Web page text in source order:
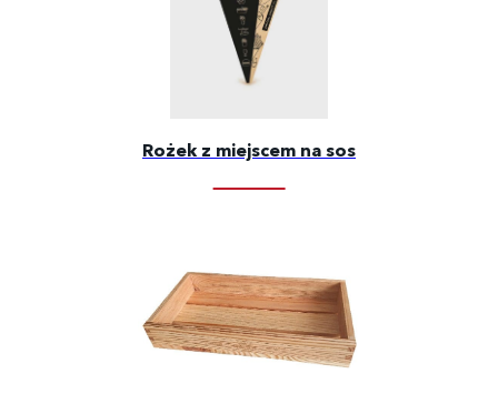
Rożek z miejscem na sos